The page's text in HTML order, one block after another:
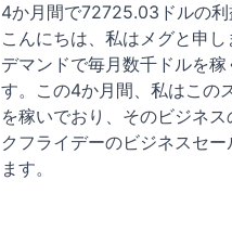
4か月間で72725.03ドルの利
こんにちは、私はメグと申
デマンドで毎月数千ドルを稼
す。この4か月間、私はこの
を稼いでおり、そのビジネ
クフライデーのビジネスセ
ます。